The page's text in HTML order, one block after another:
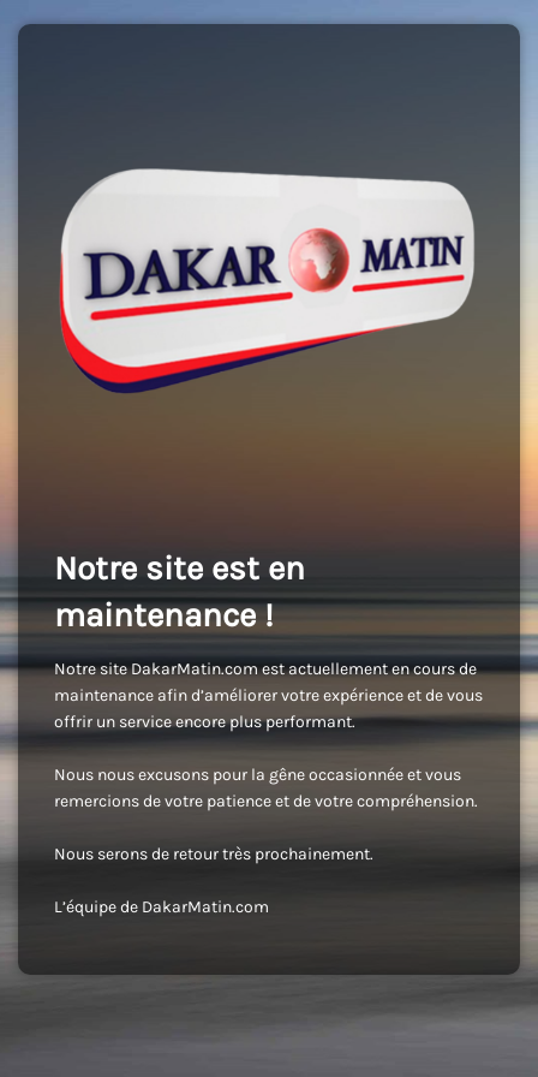
Notre site est en
maintenance !
Notre site DakarMatin.com est actuellement en cours de
maintenance afin d’améliorer votre expérience et de vous
offrir un service encore plus performant.
Nous nous excusons pour la gêne occasionnée et vous
remercions de votre patience et de votre compréhension.
Nous serons de retour très prochainement.
L’équipe de DakarMatin.com